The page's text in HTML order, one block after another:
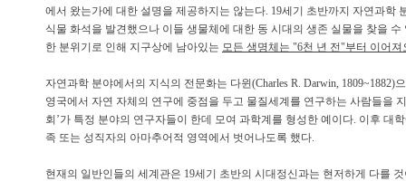
에서 왔는가에 대한 설명을 제공하지는 않는다. 19세기 초반까지 자연과학
식물 화석을 발견했으나 이들 생물체에 대한 동 시대의 생존 실물을 찾을
한 분위기로 인해 지구상에 남아있는 모든 생명체는 "6천 년 전"부터 이어져
자연과학 분야에서의 지식의 전문화는 다윈(Charles R. Darwin,
영국에서 자연 자체의 연구에 중점을 두고 물질세계를 연구하는 사람들을
회’가 특정 분야의 연구자들이 한데 모여 과학계를 형성한 예이다. 이후
족 또는 성직자의 아마추어적 영역에서 벗어나도록 했다.
현재의 일반인들의 세계관은 19세기 초반의 시대정신과는 현저하게 다를